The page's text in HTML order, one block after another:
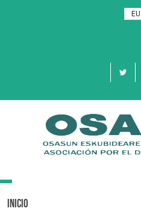
EU
Toggle
Inicio